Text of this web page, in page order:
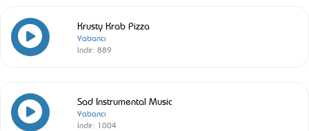
Krusty Krab Pizza
Yabancı
İndir: 889
Sad Instrumental Music
Yabancı
İndir: 1004